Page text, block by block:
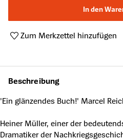
In den
Zum Merkzettel hinzufügen
Beschreibung
'Ein glänzendes Buch!' Marcel
Heiner Müller, einer der
Dramatiker der